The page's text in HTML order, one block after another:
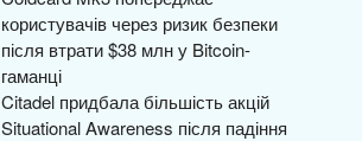
користувачів через ризик безпеки
після втрати $38 млн у Bitcoin-
гаманці
Citadel придбала більшість акцій
Situational Awareness після падіння